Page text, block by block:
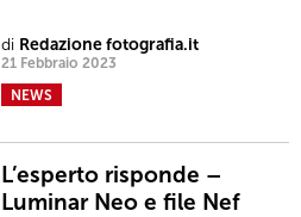
di Redazione fotografia.it
21 Febbraio 2023
NEWS
L’esperto risponde –
Luminar Neo e file Nef